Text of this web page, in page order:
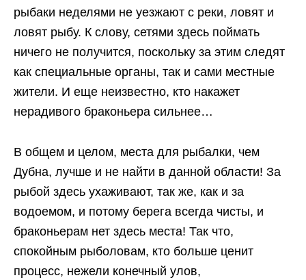
рыбаки неделями не уезжают с реки, ловят и
ловят рыбу. К слову, сетями здесь поймать
ничего не получится, поскольку за этим следят
как специальные органы, так и сами местные
жители. И еще неизвестно, кто накажет
нерадивого браконьера сильнее…
В общем и целом, места для рыбалки, чем
Дубна, лучше и не найти в данной области! За
рыбой здесь ухаживают, так же, как и за
водоемом, и потому берега всегда чисты, и
браконьерам нет здесь места! Так что,
спокойным рыболовам, кто больше ценит
процесс, нежели конечный улов,